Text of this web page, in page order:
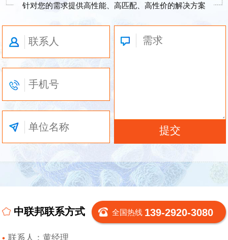
针对您的需求提供高性能、高匹配、高性价的解决方案
中联邦联系方式 全国热线 139-2920-3080
联系人：黄经理